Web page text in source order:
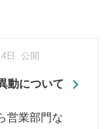
際の制度から改
ご報告・ご紹介
動について
4日 公開
営業部門な